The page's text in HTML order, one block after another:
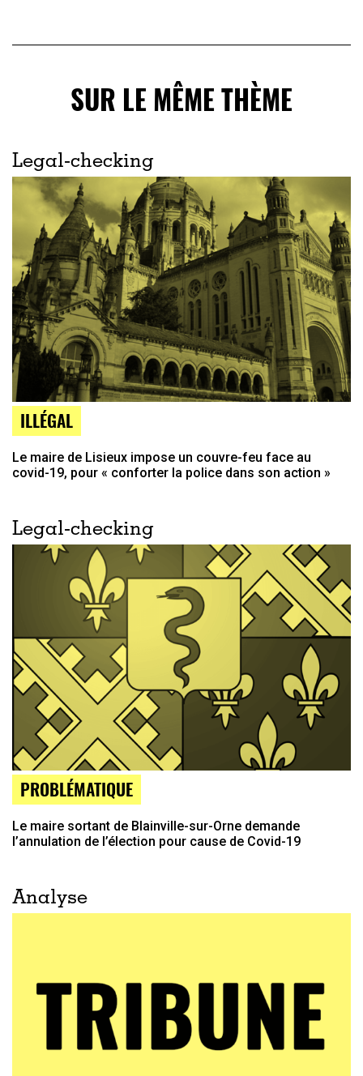
SUR LE MÊME THÈME
Legal-checking
ILLÉGAL
Le maire de Lisieux impose un couvre-feu face au
covid-19, pour « conforter la police dans son action »
Legal-checking
PROBLÉMATIQUE
Le maire sortant de Blainville-sur-Orne demande
l’annulation de l’élection pour cause de Covid-19
Analyse